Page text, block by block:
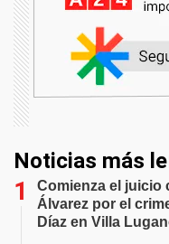
Noticias más
Comienza el juicio
Álvarez por el
Díaz en Villa